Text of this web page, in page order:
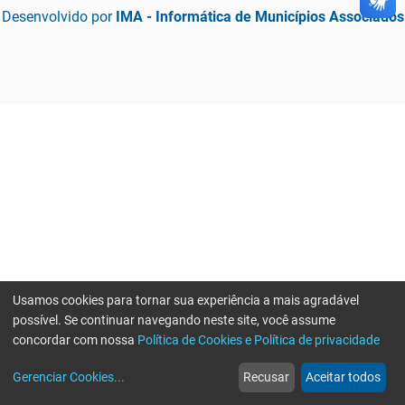
Desenvolvido por IMA - Informática de Municípios Associados
web
Notícias
more_horiz
Mais
Usamos cookies para tornar sua experiência a mais agradável
possível. Se continuar navegando neste site, você assume
concordar com nossa Política de Cookies e Política de privacidade
Gerenciar Cookies... Recusar Aceitar todos